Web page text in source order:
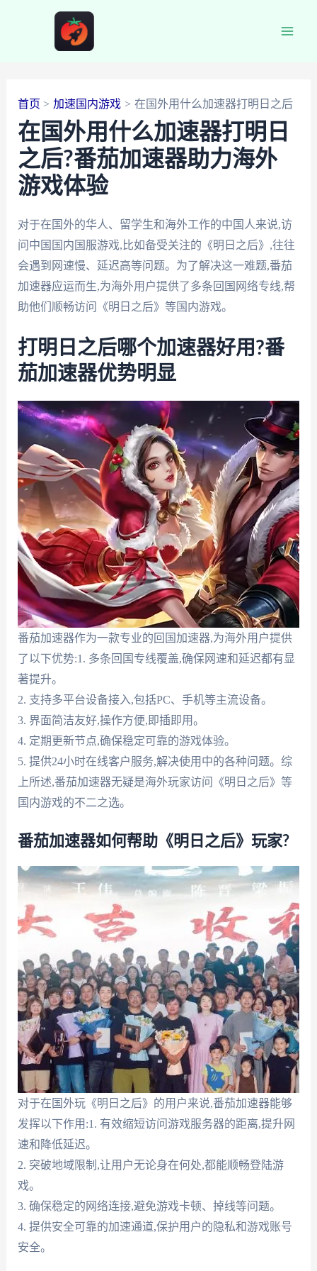
首页 加速国内游戏 在国外用什么加速器打明日之后
在国外用什么加速器打明日
之后?番茄加速器助力海外
游戏体验
对于在国外的华人、留学生和海外工作的中国人来说,访
问中国国内国服游戏,比如备受关注的《明日之后》,往往
会遇到网速慢、延迟高等问题。为了解决这一难题,番茄
加速器应运而生,为海外用户提供了多条回国网络专线,帮
助他们顺畅访问《明日之后》等国内游戏。
打明日之后哪个加速器好用?番
茄加速器优势明显
番茄加速器作为一款专业的回国加速器,为海外用户提供
了以下优势:1. 多条回国专线覆盖,确保网速和延迟都有显
著提升。
2. 支持多平台设备接入,包括PC、手机等主流设备。
3. 界面简洁友好,操作方便,即插即用。
4. 定期更新节点,确保稳定可靠的游戏体验。
5. 提供24小时在线客户服务,解决使用中的各种问题。综
上所述,番茄加速器无疑是海外玩家访问《明日之后》等
国内游戏的不二之选。
番茄加速器如何帮助《明日之后》玩家?
对于在国外玩《明日之后》的用户来说,番茄加速器能够
发挥以下作用:1. 有效缩短访问游戏服务器的距离,提升网
速和降低延迟。
2. 突破地域限制,让用户无论身在何处,都能顺畅登陆游
戏。
3. 确保稳定的网络连接,避免游戏卡顿、掉线等问题。
4. 提供安全可靠的加速通道,保护用户的隐私和游戏账号
安全。